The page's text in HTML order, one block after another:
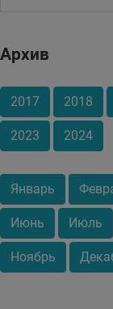
Архив
2017 2018
2023 2024
Январь
Июнь Июль
Ноябрь